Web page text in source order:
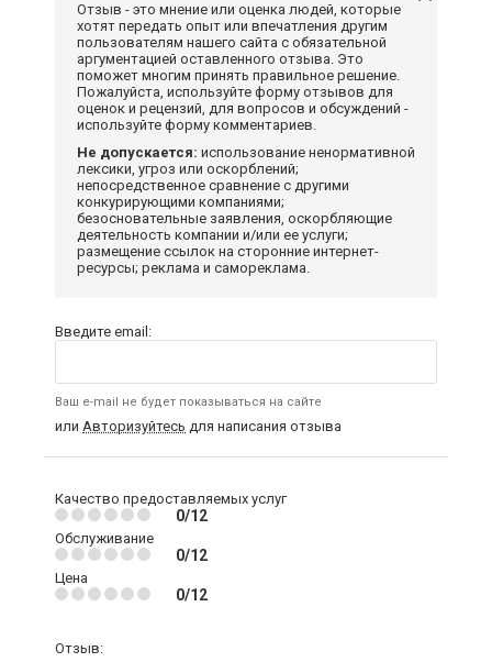
Отзыв - это мнение или оценка людей, которые
хотят передать опыт или впечатления другим
пользователям нашего сайта с обязательной
аргументацией оставленного отзыва. Это
поможет многим принять правильное решение.
Пожалуйста, используйте форму отзывов для
оценок и рецензий, для вопросов и обсуждений -
используйте форму комментариев.
Не допускается: использование ненормативной
лексики, угроз или оскорблений;
непосредственное сравнение с другими
конкурирующими компаниями;
безосновательные заявления, оскорбляющие
деятельность компании и/или ее услуги;
размещение ссылок на сторонние интернет-
ресурсы; реклама и самореклама.
Введите email:
Ваш e-mail не будет показываться на сайте
или Авторизуйтесь для написания отзыва
Качество предоставляемых услуг
0/12
Обслуживание
0/12
Цена
0/12
Отзыв: